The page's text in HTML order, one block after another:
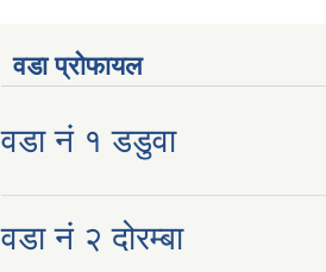
वडा प्रोफायल
वडा नं १ डडुवा
वडा नं २ दोरम्बा